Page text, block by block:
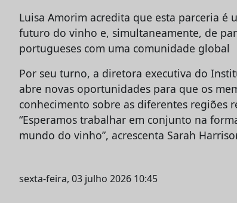
Luisa Amorim acredita que esta parceria é
futuro do vinho e, simultaneamente, de
portugueses com uma comunidade global
Por seu turno, a diretora executiva do
abre novas oportunidades para que os
conhecimento sobre as diferentes regiões
“Esperamos trabalhar em conjunto na
mundo do vinho”, acrescenta Sarah
sexta-feira, 03 julho 2026 10:45